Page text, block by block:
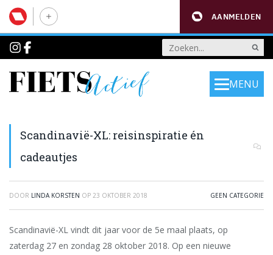
AANMELDEN
MENU
Scandinavië-XL: reisinspiratie én
cadeautjes
DOOR LINDA KORSTEN OP 23 OKTOBER 2018 GEEN CATEGORIE
Scandinavië-XL vindt dit jaar voor de 5e maal plaats, op
zaterdag 27 en zondag 28 oktober 2018. Op een nieuwe